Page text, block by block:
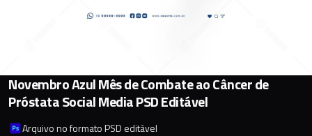
Novembro Azul Mês de Combate ao Câncer de
Próstata Social Media PSD Editável
Arquivo no formato PSD editável